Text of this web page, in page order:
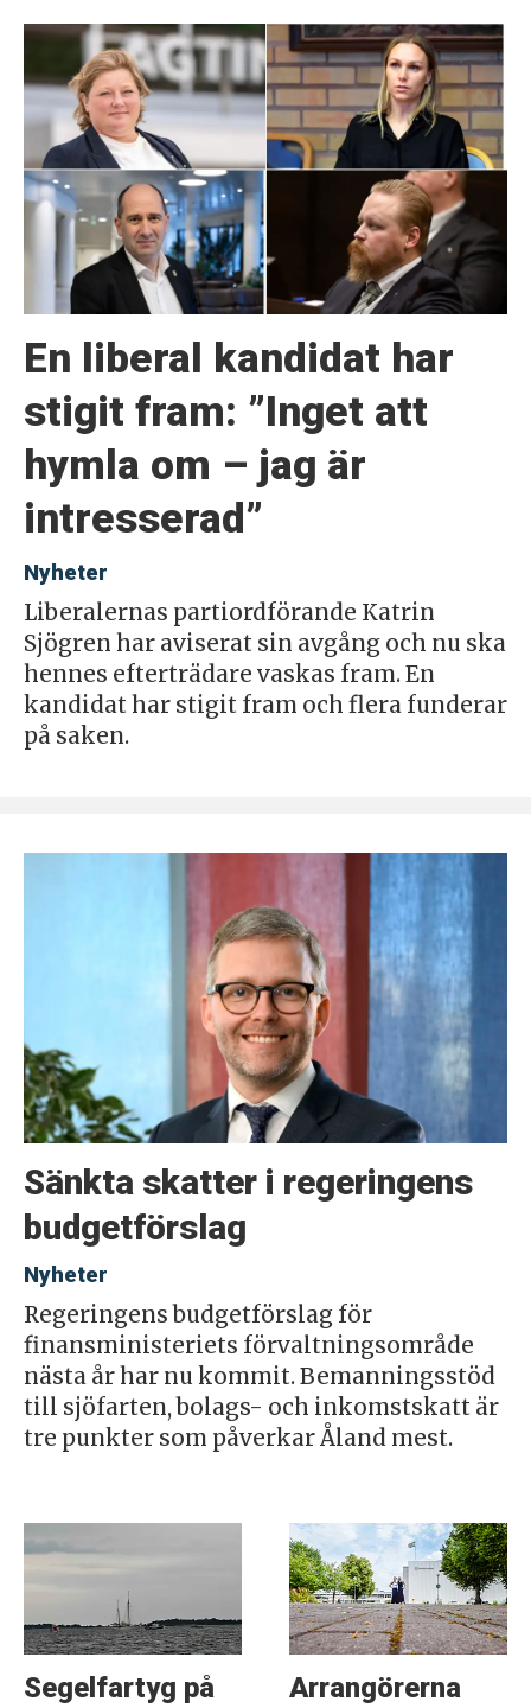
En liberal kandidat har
stigit fram: ”Inget att
hymla om – jag är
intresserad”
Nyheter
Liberalernas partiordförande Katrin
Sjögren har aviserat sin avgång och nu ska
hennes efterträdare vaskas fram. En
kandidat har stigit fram och flera funderar
på saken.
Sänkta skatter i regeringens
budgetförslag
Nyheter
Regeringens budgetförslag för
finansministeriets förvaltningsområde
nästa år har nu kommit. Bemanningsstöd
till sjöfarten, bolags- och inkomstskatt är
tre punkter som påverkar Åland mest.
Segelfartyg på
Arrangörerna